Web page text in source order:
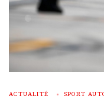
ACTUALITÉ SPORT